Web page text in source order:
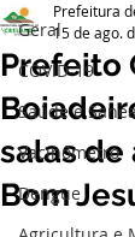
Geral
COVID-19
Saúde e
Vacinômetro
Dengue
Prefeito
salas de
Bom
Prefeitura
15 de ago.